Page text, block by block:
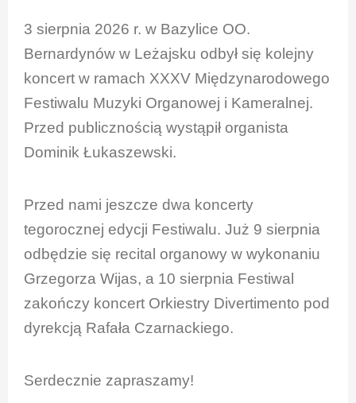
3 sierpnia 2026 r. w Bazylice OO.
Bernardynów w Leżajsku odbył się kolejny
koncert w ramach XXXV Międzynarodowego
Festiwalu Muzyki Organowej i Kameralnej.
Przed publicznością wystąpił organista
Dominik Łukaszewski.
Przed nami jeszcze dwa koncerty
tegorocznej edycji Festiwalu. Już 9 sierpnia
odbędzie się recital organowy w wykonaniu
Grzegorza Wijas, a 10 sierpnia Festiwal
zakończy koncert Orkiestry Divertimento pod
dyrekcją Rafała Czarnackiego.
Serdecznie zapraszamy!